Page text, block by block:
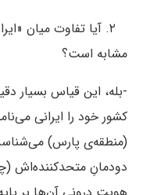
۲. آیا تفاوت میان
مشابه است؟
-بله، این قیاس بسیار
کشور خود را ایرانی
(منطقه‌ی پارس) می‌شناسد،
دودمانِ متحدکننده‌اش